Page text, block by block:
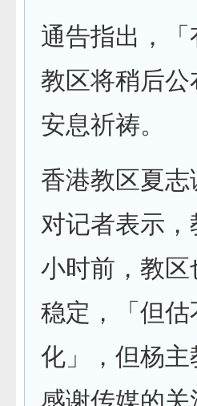
通告指出，
教区将稍后
安息祈祷。
香港教区夏
对记者表示
小时前，教
稳定，「但
化」，但杨
感谢传媒的